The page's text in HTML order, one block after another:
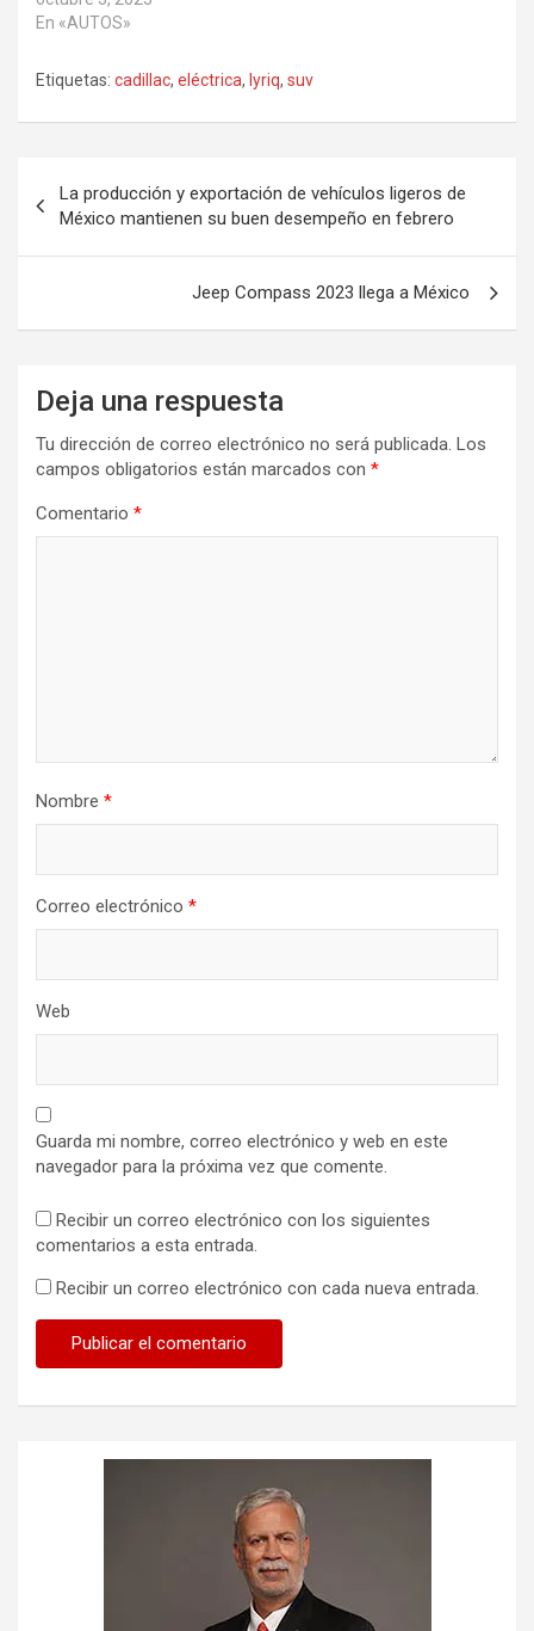
En «AUTOS»
Etiquetas: cadillac, eléctrica, lyriq, suv
de
entradas
La producción y exportación de vehículos ligeros de
México mantienen su buen desempeño en febrero
Jeep Compass 2023 llega a México
Deja una respuesta
Tu dirección de correo electrónico no será publicada. Los
campos obligatorios están marcados con *
Comentario *
Nombre *
Correo electrónico *
Web
Guarda mi nombre, correo electrónico y web en este
navegador para la próxima vez que comente.
Recibir un correo electrónico con los siguientes
comentarios a esta entrada.
Recibir un correo electrónico con cada nueva entrada.